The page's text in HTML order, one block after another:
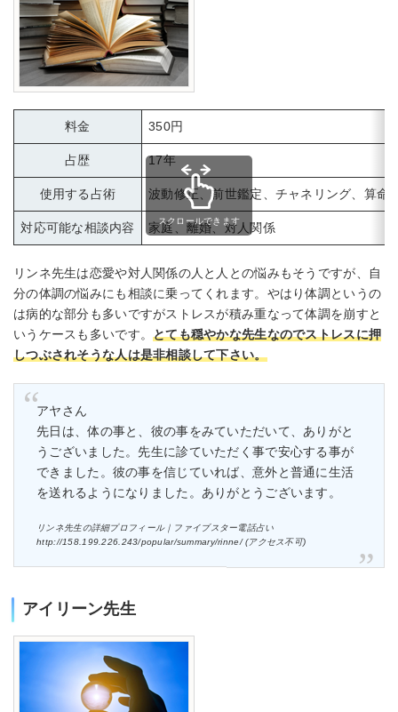
料金 350円
占歴 17年
使用する占術 波動修正、前世鑑定、チャネリング、算命
対応可能な相談内容 家庭、離婚、対人関係
スクロールできます
リンネ先生は恋愛や対人関係の人と人との悩みもそうですが、自
分の体調の悩みにも相談に乗ってくれます。やはり体調というの
は病的な部分も多いですがストレスが積み重なって体調を崩すと
いうケースも多いです。とても穏やかな先生なのでストレスに押
しつぶされそうな人は是非相談して下さい。
アヤさん
先日は、体の事と、彼の事をみていただいて、ありがと
うございました。先生に診ていただく事で安心する事が
できました。彼の事を信じていれば、意外と普通に生活
を送れるようになりました。ありがとうございます。
リンネ先生の詳細プロフィール｜ファイブスター電話占い
http://158.199.226.243/popular/summary/rinne/ (アクセス不可)
アイリーン先生